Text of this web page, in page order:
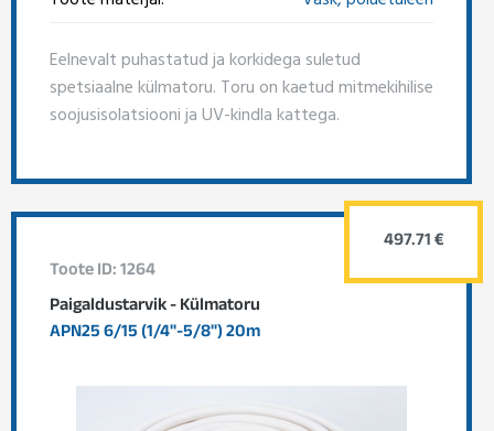
Eelnevalt puhastatud ja korkidega suletud
spetsiaalne külmatoru. Toru on kaetud mitmekihilise
soojusisolatsiooni ja UV-kindla kattega.
Toote ID: 1264
Paigaldustarvik - Külmatoru
APN25 6/15 (1/4"-5/8") 20m
497.71 €